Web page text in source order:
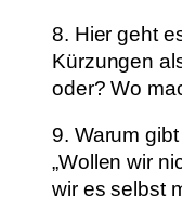
8. Hier geht
Kürzungen
oder? Wo
9. Warum
„Wollen wir
wir es selbst